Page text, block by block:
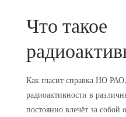
Что такое
Как гласит справка НО
радиоактивности в
постоянно влечёт за собой